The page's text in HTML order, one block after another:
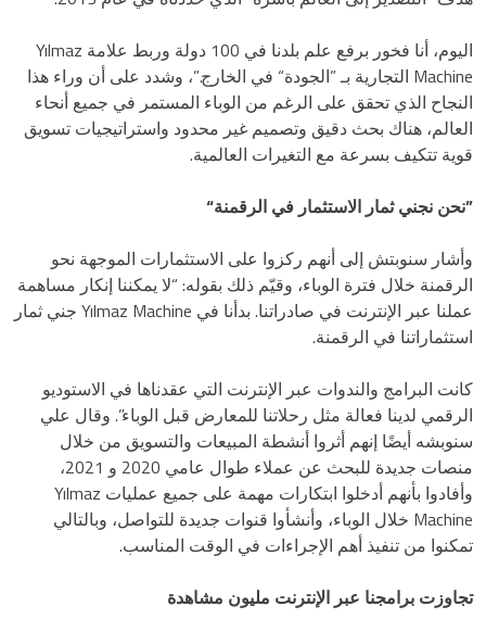
اليوم، أنا فخور برفع علم بلدنا في 100 دولة وربط علامة Yılmaz
Machine التجارية بـ ”الجودة“ في الخارج.”، وشدد على أن وراء هذا
النجاح الذي تحقق على الرغم من الوباء المستمر في جميع أنحاء
العالم، هناك بحث دقيق وتصميم غير محدود واستراتيجيات تسويق
قوية تتكيف بسرعة مع التغيرات العالمية.
”نحن نجني ثمار الاستثمار في الرقمنة“
وأشار سنوبتش إلى أنهم ركزوا على الاستثمارات الموجهة نحو
الرقمنة خلال فترة الوباء، وقيّم ذلك بقوله: “لا يمكننا إنكار مساهمة
عملنا عبر الإنترنت في صادراتنا. بدأنا في Yılmaz Machine جني ثمار
استثماراتنا في الرقمنة.
كانت البرامج والندوات عبر الإنترنت التي عقدناها في الاستوديو
الرقمي لدينا فعالة مثل رحلاتنا للمعارض قبل الوباء”. وقال علي
سنوبشه أيضًا إنهم أثروا أنشطة المبيعات والتسويق من خلال
منصات جديدة للبحث عن عملاء طوال عامي 2020 و 2021،
وأفادوا بأنهم أدخلوا ابتكارات مهمة على جميع عمليات Yılmaz
Machine خلال الوباء، وأنشأوا قنوات جديدة للتواصل، وبالتالي
تمكنوا من تنفيذ أهم الإجراءات في الوقت المناسب.
تجاوزت برامجنا عبر الإنترنت مليون مشاهدة